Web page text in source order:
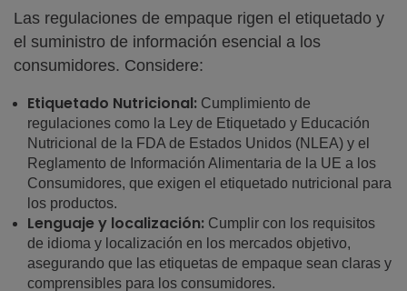
Las regulaciones de empaque rigen el etiquetado y
el suministro de información esencial a los
consumidores. Considere:
Etiquetado Nutricional: Cumplimiento de
regulaciones como la Ley de Etiquetado y Educación
Nutricional de la FDA de Estados Unidos (NLEA) y el
Reglamento de Información Alimentaria de la UE a los
Consumidores, que exigen el etiquetado nutricional para
los productos.
Lenguaje y localización: Cumplir con los requisitos
de idioma y localización en los mercados objetivo,
asegurando que las etiquetas de empaque sean claras y
comprensibles para los consumidores.